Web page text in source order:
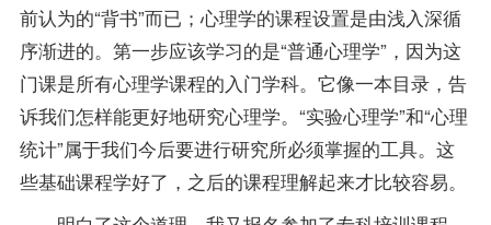
前认为的“背书”而已；心理学的课程设置是由浅入深循
序渐进的。第一步应该学习的是“普通心理学”，因为这
门课是所有心理学课程的入门学科。它像一本目录，告
诉我们怎样能更好地研究心理学。“实验心理学”和“心理
统计”属于我们今后要进行研究所必须掌握的工具。这
些基础课程学好了，之后的课程理解起来才比较容易。